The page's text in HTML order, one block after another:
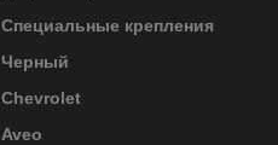
Специальные крепления
Черный
Chevrolet
Aveo